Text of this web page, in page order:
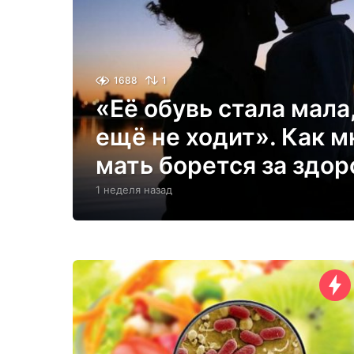
1688 1
«Её обувь стала
ещё не ходит». Как
мать борется за
1 неделя назад1
е
л
я
н
а
з
а